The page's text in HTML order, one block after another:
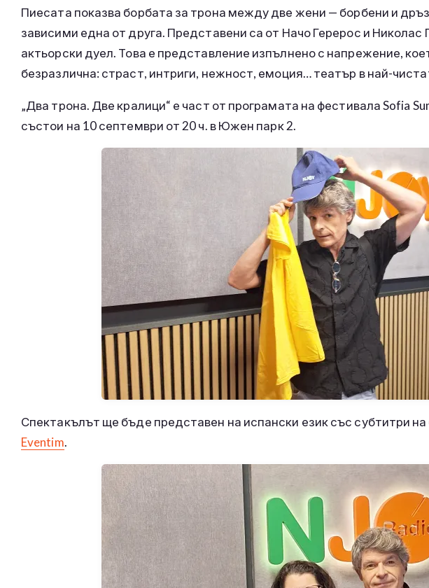
Пиесата показва борбата за трона между две жени — борбени и
зависими една от друга. Представени са от Начо Герерос и Николас
актьорски дуел. Това е представление изпълнено с напрежение,
безразлична: страст, интриги, нежност, емоция… театър в най-
„Два трона. Две кралици“ е част от програмата на фестивала Sofia
състои на 10 септември от 20 ч. в Южен парк 2.
Спектакълът ще бъде представен на испански език със субтитри на
Eventim.